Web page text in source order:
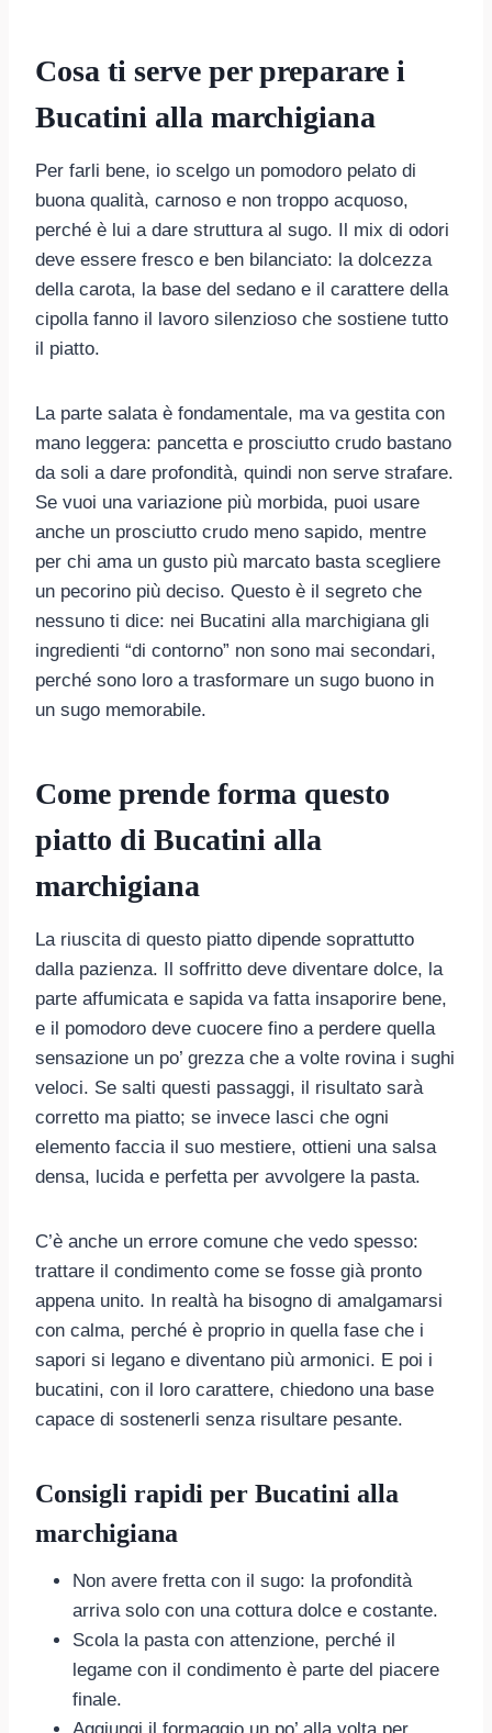
Cosa ti serve per preparare i
Bucatini alla marchigiana
Per farli bene, io scelgo un pomodoro pelato di
buona qualità, carnoso e non troppo acquoso,
perché è lui a dare struttura al sugo. Il mix di odori
deve essere fresco e ben bilanciato: la dolcezza
della carota, la base del sedano e il carattere della
cipolla fanno il lavoro silenzioso che sostiene tutto
il piatto.
La parte salata è fondamentale, ma va gestita con
mano leggera: pancetta e prosciutto crudo bastano
da soli a dare profondità, quindi non serve strafare.
Se vuoi una variazione più morbida, puoi usare
anche un prosciutto crudo meno sapido, mentre
per chi ama un gusto più marcato basta scegliere
un pecorino più deciso. Questo è il segreto che
nessuno ti dice: nei Bucatini alla marchigiana gli
ingredienti “di contorno” non sono mai secondari,
perché sono loro a trasformare un sugo buono in
un sugo memorabile.
Come prende forma questo
piatto di Bucatini alla
marchigiana
La riuscita di questo piatto dipende soprattutto
dalla pazienza. Il soffritto deve diventare dolce, la
parte affumicata e sapida va fatta insaporire bene,
e il pomodoro deve cuocere fino a perdere quella
sensazione un po’ grezza che a volte rovina i sughi
veloci. Se salti questi passaggi, il risultato sarà
corretto ma piatto; se invece lasci che ogni
elemento faccia il suo mestiere, ottieni una salsa
densa, lucida e perfetta per avvolgere la pasta.
C’è anche un errore comune che vedo spesso:
trattare il condimento come se fosse già pronto
appena unito. In realtà ha bisogno di amalgamarsi
con calma, perché è proprio in quella fase che i
sapori si legano e diventano più armonici. E poi i
bucatini, con il loro carattere, chiedono una base
capace di sostenerli senza risultare pesante.
Consigli rapidi per Bucatini alla
marchigiana
Non avere fretta con il sugo: la profondità
arriva solo con una cottura dolce e costante.
Scola la pasta con attenzione, perché il
legame con il condimento è parte del piacere
finale.
Aggiungi il formaggio un po’ alla volta per